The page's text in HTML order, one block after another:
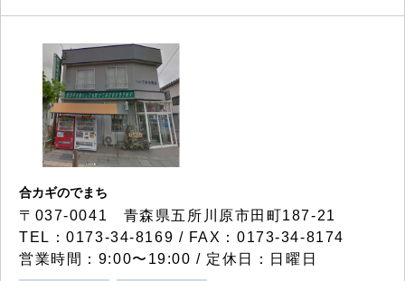
合カギのでまち
〒037-0041 青森県五所川原市田町187-21
TEL：0173-34-8169 / FAX：0173-34-8174
営業時間：9:00〜19:00 / 定休日：日曜日